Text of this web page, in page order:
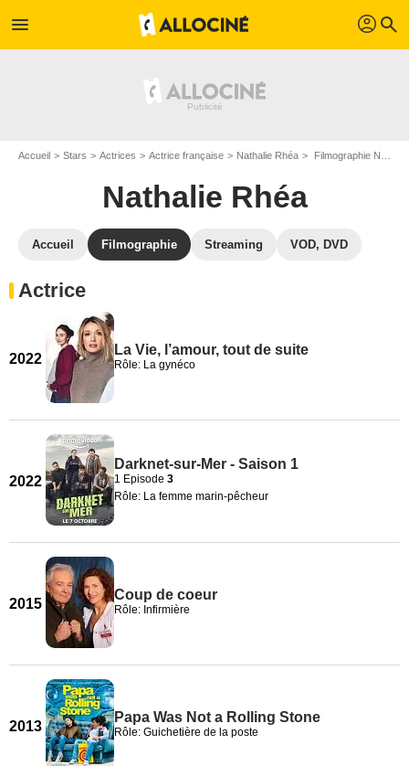
menu profil search
Accueil Stars Actrices Actrice française Nathalie Rhéa Filmographie Nathalie Rhéa
Nathalie Rhéa
Accueil Filmographie Streaming VOD, DVD
Actrice
2022
La Vie, l’amour, tout de suite
Rôle: La gynéco
2022
Darknet-sur-Mer - Saison 1
1 Episode 3
Rôle: La femme marin-pêcheur
2015
Coup de coeur
Rôle: Infirmière
2013
Papa Was Not a Rolling Stone
Rôle: Guichetière de la poste